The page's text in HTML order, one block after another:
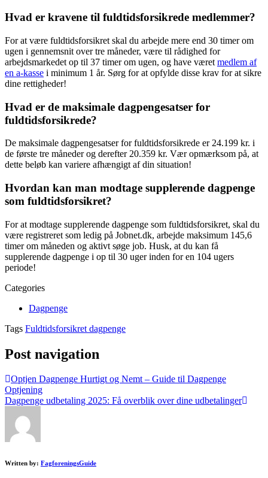
Hvad er kravene til fuldtidsforsikrede medlemmer?
For at være fuldtidsforsikret skal du arbejde mere end 30 timer om
ugen i gennemsnit over tre måneder, være til rådighed for
arbejdsmarkedet op til 37 timer om ugen, og have været medlem af
en a-kasse i minimum 1 år. Sørg for at opfylde disse krav for at sikre
dine rettigheder!
Hvad er de maksimale dagpengesatser for
fuldtidsforsikrede?
De maksimale dagpengesatser for fuldtidsforsikrede er 24.199 kr. i
de første tre måneder og derefter 20.359 kr. Vær opmærksom på, at
dette beløb kan variere afhængigt af din situation!
Hvordan kan man modtage supplerende dagpenge
som fuldtidsforsikret?
For at modtage supplerende dagpenge som fuldtidsforsikret, skal du
være registreret som ledig på Jobnet.dk, arbejde maksimum 145,6
timer om måneden og aktivt søge job. Husk, at du kan få
supplerende dagpenge i op til 30 uger inden for en 104 ugers
periode!
Categories
Dagpenge
Tags Fuldtidsforsikret dagpenge
Post navigation
Optjen Dagpenge Hurtigt og Nemt – Guide til Dagpenge
Optjening
Dagpenge udbetaling 2025: Få overblik over dine udbetalinger
Written by: FagforeningsGuide